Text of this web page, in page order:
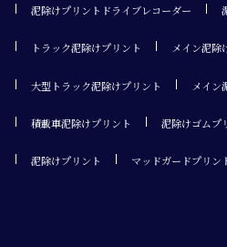
泥除けプリントドライブレコーダー
トラック泥除けプリント メイン泥除
大型トラック泥除けプリント メイン
積載車泥除けプリント 泥除けゴムプ
泥除けプリント マッドガードプリン